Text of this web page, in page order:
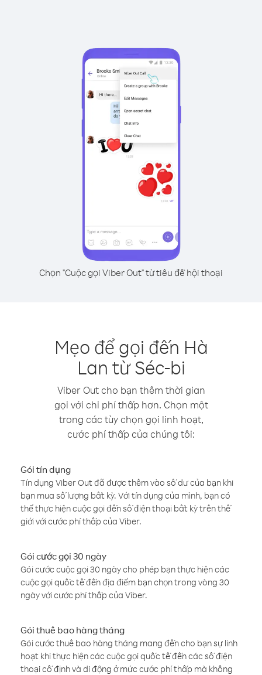
Chọn "Cuộc gọi Viber Out" từ tiêu đề hội thoại
Mẹo để gọi đến Hà
Lan từ Séc-bi
Viber Out cho bạn thêm thời gian
gọi với chi phí thấp hơn. Chọn một
trong các tùy chọn gọi linh hoạt,
cước phí thấp của chúng tôi:
Gói tín dụng
Tín dụng Viber Out đã được thêm vào số dư của bạn khi
bạn mua số lượng bất kỳ. Với tín dụng của mình, bạn có
thể thực hiện cuộc gọi đến số điện thoại bất kỳ trên thế
giới với cước phí thấp của Viber.
Gói cước gọi 30 ngày
Gói cước cuộc gọi 30 ngày cho phép bạn thực hiện các
cuộc gọi quốc tế đến địa điểm bạn chọn trong vòng 30
ngày với cước phí thấp của Viber.
Gói thuê bao hàng tháng
Gói cước thuê bao hàng tháng mang đến cho bạn sự linh
hoạt khi thực hiện các cuộc gọi quốc tế đến các số điện
thoại cố định và di động ở mức cước phí thấp mà không